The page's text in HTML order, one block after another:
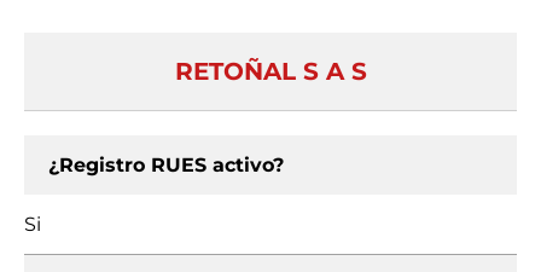
RETOÑAL S A S
¿Registro RUES activo?
Si